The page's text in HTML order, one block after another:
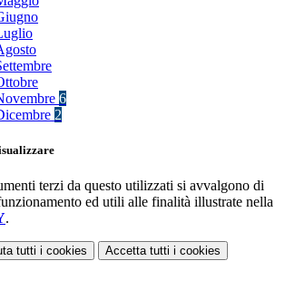
6
2
terzi da questo utilizzati si avvalgono di
ed utili alle finalità illustrate nella
.
tutti i cookies Accetta tutti i cookies